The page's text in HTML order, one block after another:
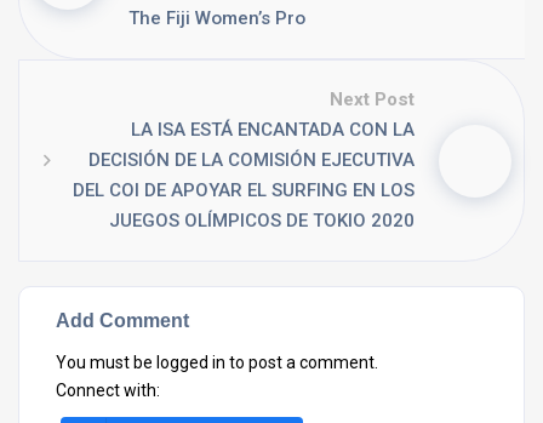
The Fiji Women’s Pro
Next Post
LA ISA ESTÁ ENCANTADA CON LA
DECISIÓN DE LA COMISIÓN EJECUTIVA
DEL COI DE APOYAR EL SURFING EN LOS
JUEGOS OLÍMPICOS DE TOKIO 2020
Add Comment
You must be logged in to post a comment.
Connect with: